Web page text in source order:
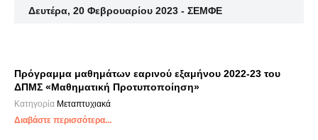
Δευτέρα, 20 Φεβρουαρίου 2023 - ΣΕΜΦΕ
Πρόγραμμα μαθημάτων εαρινού εξαμήνου 2022-23 του
ΔΠΜΣ «Μαθηματική Προτυποποίηση»
Κατηγορία Μεταπτυχιακά
Διαβάστε περισσότερα...